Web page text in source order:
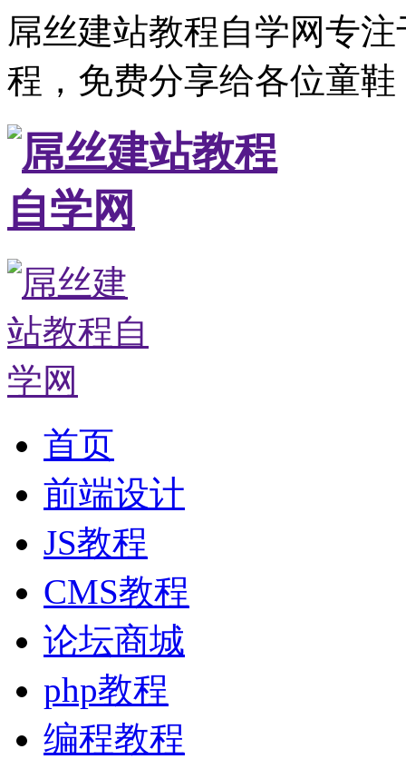
屌丝建站教程自学网专
程，免费分享给各位童
首页
前端设计
JS教程
CMS教程
论坛商城
php教程
编程教程